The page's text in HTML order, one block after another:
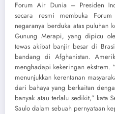
Forum Air Dunia – Presiden
secara resmi membuka
negaranya berduka atas puluhan
Gunung Merapi, yang dipicu
tewas akibat banjir besar di
bandang di Afghanistan.
menghadapi kekeringan ekstrem.
menunjukkan kerentanan
dari bahaya yang berkaitan
banyak atau terlalu sedikit,” kata
Saulo dalam sebuah pernyataan